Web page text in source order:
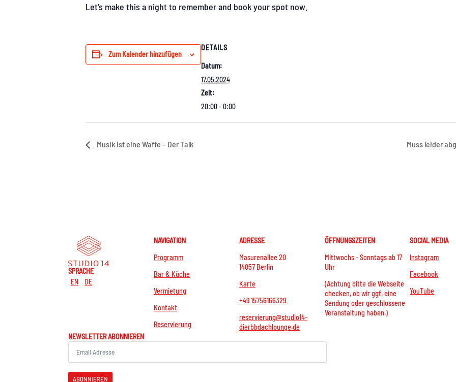
Let’s make this a night to remember and book your spot now.
Zum Kalender hinzufügen
DETAILS
Datum:
17.05.2024
Zeit:
20:00 - 0:00
Musik ist eine Waffe – Der Talk Muss leider
SPRACHE
EN
DE
NAVIGATION
Programm
Bar & Küche
Vermietung
Kontakt
Reservierung
ADRESSE
Masurenallee 20
14057 Berlin
Karte
+49 15756166329
reservierung@studio14-
dierbbdachlounge.de
ÖFFNUNGSZEITEN
Mittwochs - Sonntags ab 17
Uhr
(Achtung bitte die Webseite
checken, ob wir ggf. eine
Sendung oder geschlossene
Veranstaltung haben.)
SOCIAL MEDIA
Instagram
Facebook
YouTube
NEWSLETTER ABONNIEREN
ABONNIEREN